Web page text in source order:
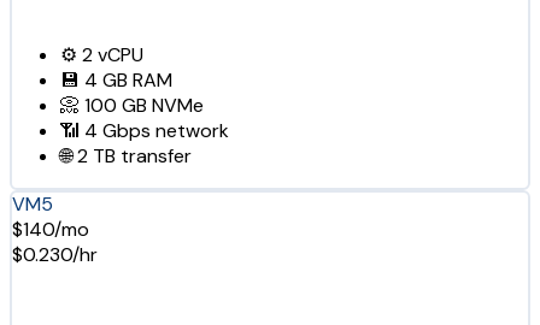
⚙️ 2vCPU
💾 4 GB RAM
📀 100 GB NVMe
📶 4 Gbps network
🌐2 TB transfer
VM5
$140/mo
$0.230/hr